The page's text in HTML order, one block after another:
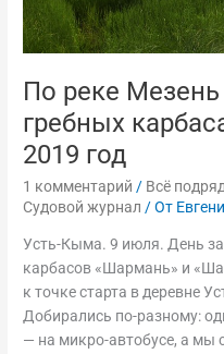
По реке Мезень
гребных
2019 год
1 комментарий / Всё
Судовой журнал / От
Усть-Кыма. 9 июля. День
карбасов «Шармань» и
к точке старта в деревне
Добирались по-разному:
— на микро-автобусе, а
год